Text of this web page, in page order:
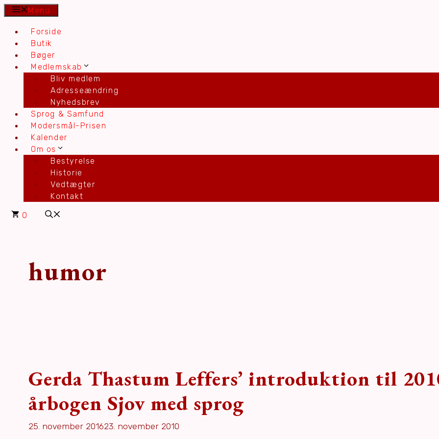
Hop
indhold
Menu
Forside
Butik
Bøger
Medlemskab
Bliv medlem
Adresseændring
Nyhedsbrev
Sprog & Samfund
Modersmål-Prisen
Kalender
Om os
Bestyrelse
Historie
Vedtægter
Kontakt
0
humor
Gerda Thastum Leffers’ introduktion til
årbogen Sjov med sprog
25. november 201623. november 2010